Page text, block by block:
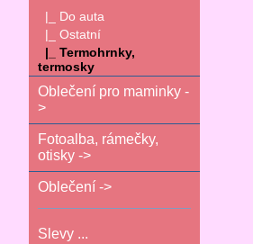
|_ Do auta
|_ Ostatní
|_ Termohrnky,
termosky
Oblečení pro maminky -
>
Fotoalba, rámečky,
otisky ->
Oblečení ->
Slevy ...